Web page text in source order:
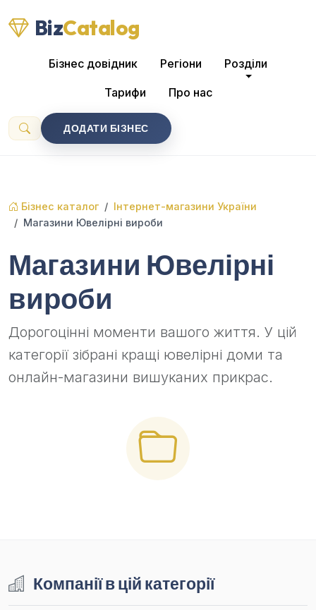
BizCatalog
Бізнес довідник Регіони Розділи
Тарифи Про нас
ДОДАТИ БІЗНЕС
Бізнес каталог
Інтернет-магазини України
Магазини Ювелірні вироби
Магазини Ювелірні
вироби
Дорогоцінні моменти вашого життя. У цій
категорії зібрані кращі ювелірні доми та
онлайн-магазини вишуканих прикрас.
Компанії в цій категорії